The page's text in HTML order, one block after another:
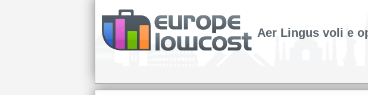
Aer Lingus voli e